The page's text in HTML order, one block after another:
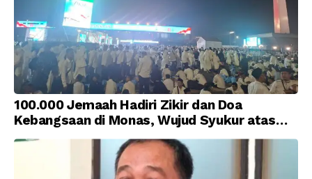
100.000 Jemaah Hadiri Zikir dan Doa
Kebangsaan di Monas, Wujud Syukur atas
Kemerdekaan Indonesia